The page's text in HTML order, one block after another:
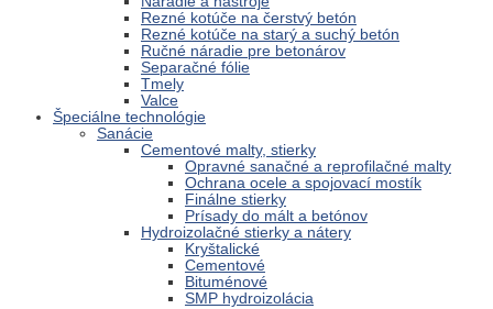
Rezné kotúče na čerstvý betón
Rezné kotúče na starý a suchý betón
Ručné náradie pre betonárov
Separačné fólie
Tmely
Valce
Špeciálne technológie
Sanácie
Cementové malty, stierky
Opravné sanačné a reprofilačné malty
Ochrana ocele a spojovací mostík
Finálne stierky
Prísady do mált a betónov
Hydroizolačné stierky a nátery
Kryštalické
Cementové
Bituménové
SMP hydroizolácia